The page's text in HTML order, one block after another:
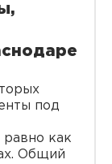
под
равно как
Общий